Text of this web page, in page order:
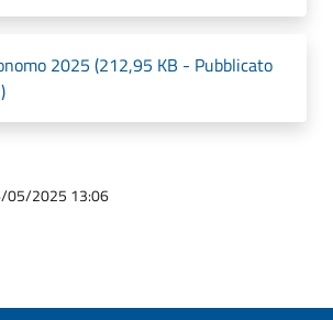
2025 (212,95 KB - Pubblicato
05/2025 13:06